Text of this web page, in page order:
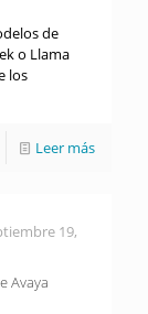
de
o Llama
los
Leer más
19,
Avaya